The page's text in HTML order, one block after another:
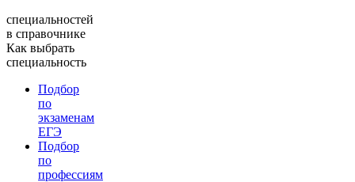
специальностей
в справочнике
Как выбрать
специальность
Подбор
по
экзаменам
ЕГЭ
Подбор
по
профессиям